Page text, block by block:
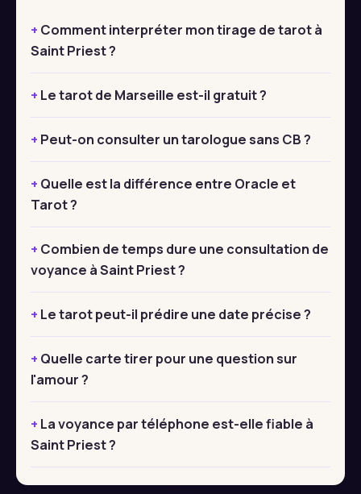
Comment interpréter mon tirage de tarot à
Saint Priest ?
Le tarot de Marseille est-il gratuit ?
Peut-on consulter un tarologue sans CB ?
Quelle est la différence entre Oracle et
Tarot ?
Combien de temps dure une consultation de
voyance à Saint Priest ?
Le tarot peut-il prédire une date précise ?
Quelle carte tirer pour une question sur
l'amour ?
La voyance par téléphone est-elle fiable à
Saint Priest ?